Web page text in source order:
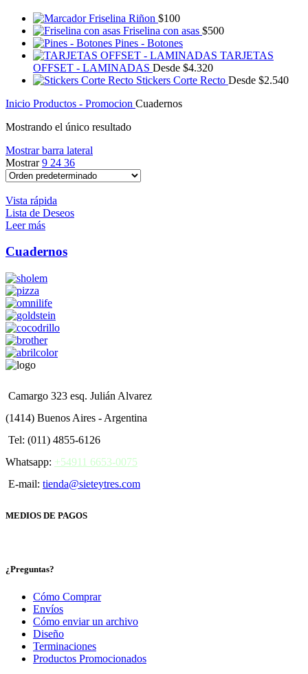
Friselina Riñon $100
Friselina con asas $500
Pines - Botones
TARJETAS
OFFSET - LAMINADAS Desde $4.320
Stickers Corte Recto Desde $2.540
Inicio Productos - Promocion Cuadernos
Mostrando el único resultado
Mostrar barra lateral
Mostrar9 24 36
Vista rápida
Lista de Deseos
Leer más
Cuadernos
Camargo 323 esq. Julián Alvarez
(1414) Buenos Aires - Argentina
Tel: (011) 4855-6126
Whatsapp: +54911 6653-0075
E-mail: tienda@sieteytres.com
MEDIOS DE PAGOS
¿Preguntas?
Cómo Comprar
Envíos
Cómo enviar un archivo
Diseño
Terminaciones
Productos Promocionados